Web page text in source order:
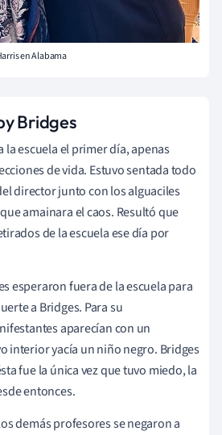
en Alabama
Bridges
la escuela el primer día, apenas
de vida. Estuvo sentada todo
director junto con los alguaciles
amainara el caos. Resultó que
de la escuela ese día por
esperaron fuera de la escuela para
a Bridges. Para su
aparecían con un
interior yacía un niño negro. Bridges
fue la única vez que tuvo miedo, la
entonces.
demás profesores se negaron a